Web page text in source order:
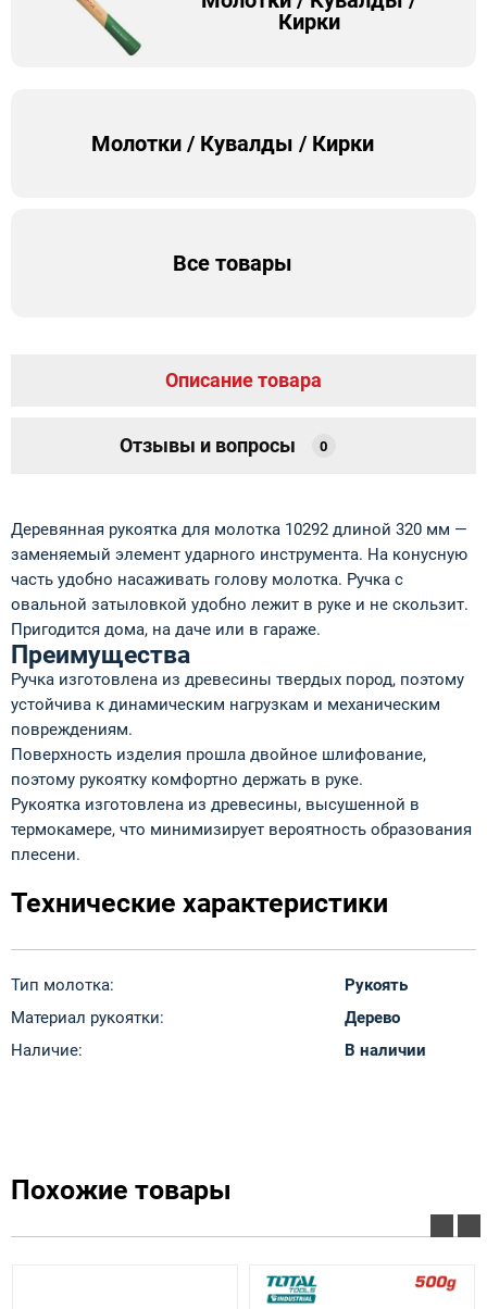
Кирки
Молотки / Кувалды / Кирки
Все товары
Описание товара
Отзывы и вопросы 0
Деревянная рукоятка для молотка 10292 длиной 320 мм —
заменяемый элемент ударного инструмента. На конусную
часть удобно насаживать голову молотка. Ручка с
овальной затыловкой удобно лежит в руке и не скользит.
Пригодится дома, на даче или в гараже.
Преимущества
Ручка изготовлена из древесины твердых пород, поэтому
устойчива к динамическим нагрузкам и механическим
повреждениям.
Поверхность изделия прошла двойное шлифование,
поэтому рукоятку комфортно держать в руке.
Рукоятка изготовлена из древесины, высушенной в
термокамере, что минимизирует вероятность образования
плесени.
Технические характеристики
Тип молотка:
Рукоять
Материал рукоятки:
Дерево
Наличие:
В наличии
Похожие товары